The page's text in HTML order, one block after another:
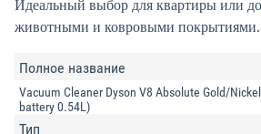
Идеальный выбор для квартиры или
животными и ковровыми покрытиями.
Полное название
Vacuum Cleaner Dyson V8 Absolute Gold/
battery 0.54L)
Тип